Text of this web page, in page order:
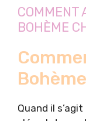
COMMENT
BOHÈME
Quand il